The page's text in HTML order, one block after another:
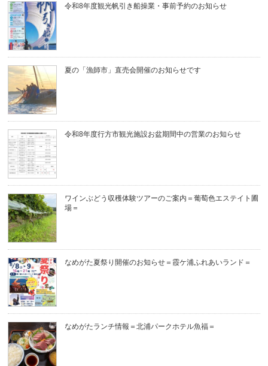
令和8年度観光帆引き船操業・事前予約のお知らせ
夏の「漁師市」直売会開催のお知らせです
令和8年度行方市観光施設お盆期間中の営業のお知らせ
ワインぶどう収穫体験ツアーのご案内＝葡萄色エステイト圃
場＝
なめがた夏祭り開催のお知らせ＝霞ケ浦ふれあいランド＝
なめがたランチ情報＝北浦パークホテル魚福＝